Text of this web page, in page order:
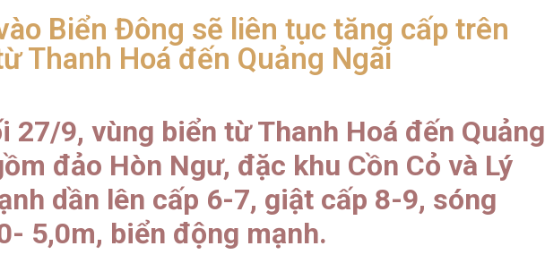
Biển Đông sẽ liên tục tăng cấp trên
Thanh Hoá đến Quảng Ngãi
27/9, vùng biển từ Thanh Hoá đến Quảng
đảo Hòn Ngư, đặc khu Cồn Cỏ và Lý
dần lên cấp 6-7, giật cấp 8-9, sóng
5,0m, biển động mạnh.